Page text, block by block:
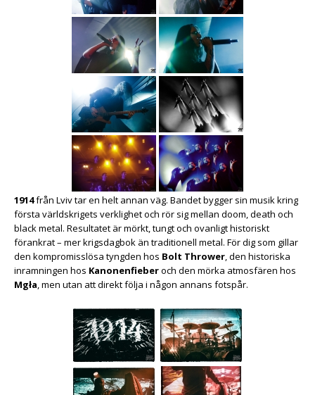
1914från Lviv tar en helt annan väg. Bandet bygger sin musik kring
första världskrigets verklighet och rör sig mellan doom, death och
black metal. Resultatet är mörkt, tungt och ovanligt historiskt
förankrat – mer krigsdagbok än traditionell metal. För dig som gillar
den kompromisslösa tyngden hos Bolt Thrower, den historiska
inramningen hos Kanonenfieberoch den mörka atmosfären hos
Mgła, men utan att direkt följa i någon annans fotspår.